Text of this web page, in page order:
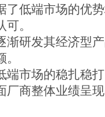
了低端市场的优
。
渐研发其经济型
端市场的稳扎稳打
厂商整体业绩呈